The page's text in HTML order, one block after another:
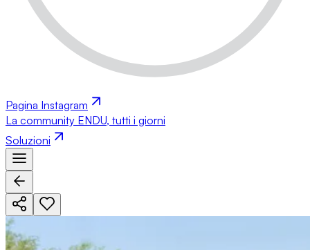
Pagina Instagram
La community ENDU, tutti i giorni
Soluzioni